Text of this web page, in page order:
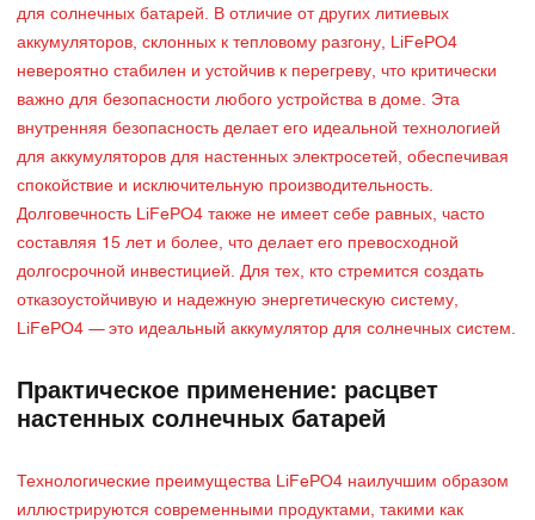
для солнечных батарей. В отличие от других литиевых
аккумуляторов, склонных к тепловому разгону, LiFePO4
невероятно стабилен и устойчив к перегреву, что критически
важно для безопасности любого устройства в доме. Эта
внутренняя безопасность делает его идеальной технологией
для аккумуляторов для настенных электросетей, обеспечивая
спокойствие и исключительную производительность.
Долговечность LiFePO4 также не имеет себе равных, часто
составляя 15 лет и более, что делает его превосходной
долгосрочной инвестицией. Для тех, кто стремится создать
отказоустойчивую и надежную энергетическую систему,
LiFePO4 — это идеальный аккумулятор для солнечных систем.
Практическое применение: расцвет
настенных солнечных батарей
Технологические преимущества LiFePO4 наилучшим образом
иллюстрируются современными продуктами, такими как